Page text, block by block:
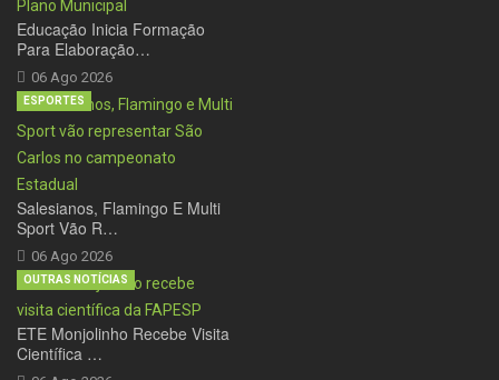
Educação Inicia Formação
Para Elaboração…
06 Ago 2026
Salesianos, Flamingo E Multi
Sport Vão R…
06 Ago 2026
ESPORTES
ETE Monjolinho Recebe Visita
Científica …
OUTRAS NOTÍCIAS